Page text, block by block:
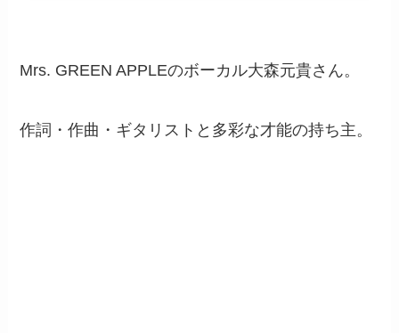
Mrs. GREEN APPLEのボーカル大森元貴さん。
作詞・作曲・ギタリストと多彩な才能の持ち主。